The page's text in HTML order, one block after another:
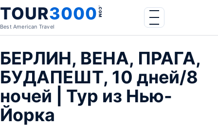
Skip to content
TOUR3000.COM
Best American Travel
Menu
БЕРЛИН, ВЕНА, ПРАГА,
БУДАПЕШТ, 10 дней/8
ночей | Тур из Нью-
Йорка